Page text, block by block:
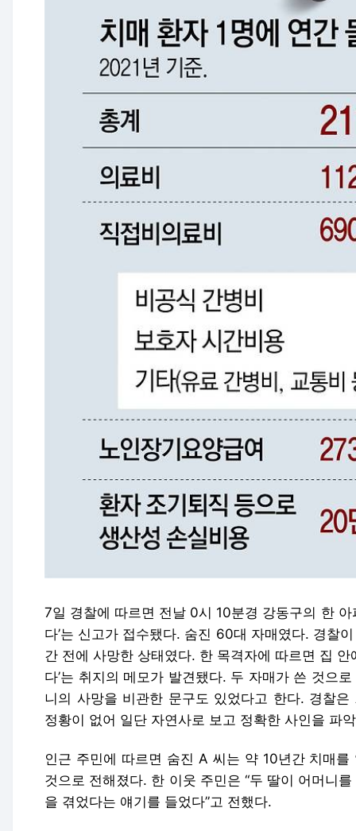
7일 경찰에 따르면 전날 0시 10분경 강동구의 한
다’는 신고가 접수됐다. 숨진 60대 자매였다. 경찰
간 전에 사망한 상태였다. 한 목격자에 따르면 집 안
다’는 취지의 메모가 발견됐다. 두 자매가 쓴 것으
니의 사망을 비관한 문구도 있었다고 한다. 경찰
정황이 없어 일단 자연사로 보고 정확한 사인을 파
인근 주민에 따르면 숨진 A 씨는 약 10년간 치매
것으로 전해졌다. 한 이웃 주민은 “두 딸이 어머니
을 겪었다는 얘기를 들었다”고 전했다.